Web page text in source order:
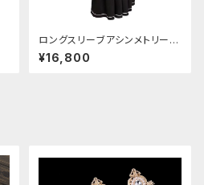
ロングスリーブアシンメトリーチ
ャイナドレス
¥16,800